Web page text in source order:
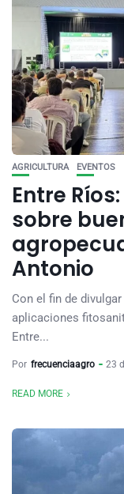
AGRICULTURA EVENTOS
Entre
sobre
Antonio
Con el fin de
aplicaciones
Entre...
Por frecuenciaagro 23
READ MORE